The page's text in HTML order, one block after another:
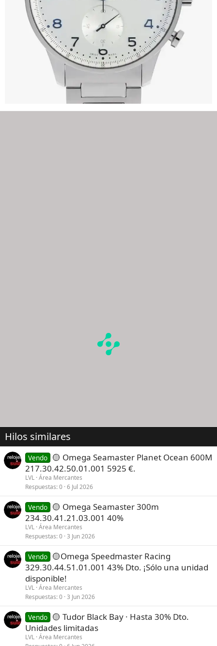
Hilos similares
Vendo 🟡 Omega Seamaster Planet Ocean 600M
217.30.42.50.01.001 5925 €.
LVL Área Mercantes
Respuestas 0 6 Jul 2026
Vendo 🟡 Omega Seamaster 300m
234.30.41.21.03.001 40%
LVL Área Mercantes
Respuestas 0 3 Jun 2026
Vendo 🟡Omega Speedmaster Racing
329.30.44.51.01.001 43% Dto. ¡Sólo una unidad
disponible!
LVL Área Mercantes
Respuestas 0 3 Jun 2026
Vendo 🟡 Tudor Black Bay · Hasta 30% Dto.
Unidades limitadas
LVL Área Mercantes